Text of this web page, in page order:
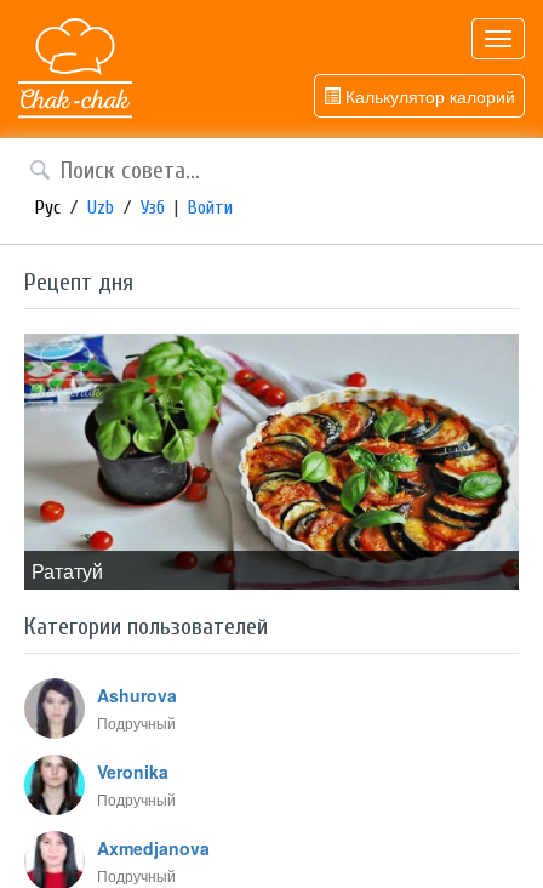
Калькулятор калорий
Рус / Uzb / Узб | Войти
Рецепт дня
​Рататуй
Категории пользователей
Ashurova
Подручный
Veronika
Подручный
Axmedjanova
Подручный